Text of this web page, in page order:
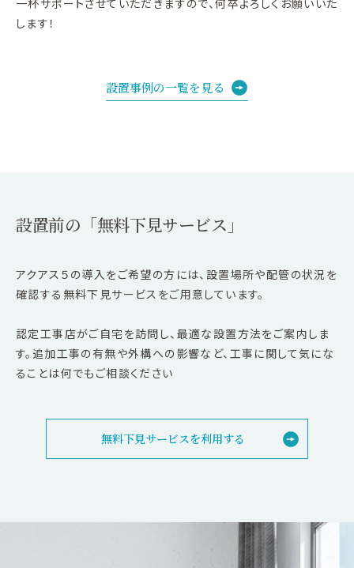
します！
設置事例の一覧を見る
設置前の「無料下見サービス」
アクアス５の導入をご希望の方には、設置場所や配管の状況を
確認する無料下見サービスをご用意しています。
認定工事店がご自宅を訪問し、最適な設置方法をご案内しま
す。追加工事の有無や外構への影響など、工事に関して気にな
ることは何でもご相談ください
無料下見サービスを利用する